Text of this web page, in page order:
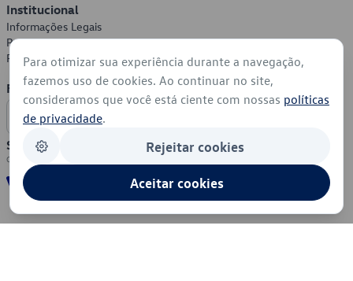
Institucional
Informações Legais
Política de Privacidade
Política de Cookies
Formas de Pagamento
Segurança
Para otimizar sua experiência durante a navegação,
fazemos uso de cookies. Ao continuar no site,
consideramos que você está ciente com nossas políticas
de privacidade.
Rejeitar cookies
Aceitar cookies